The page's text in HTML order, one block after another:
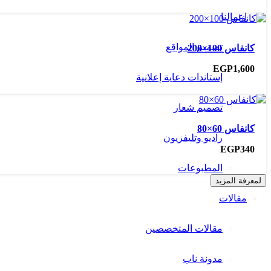
اعمالنا
تصميم المواقع
إستاندات دعاية إعلانية
تصميم شعار
راديو وتليفزيون
المطبوعات
مقالات
مقالات المتخصصين
مدونة ناب
كانفاس 100×200
EGP1,600
كانفاس 60×80
EGP340
لمعرفة المزيد